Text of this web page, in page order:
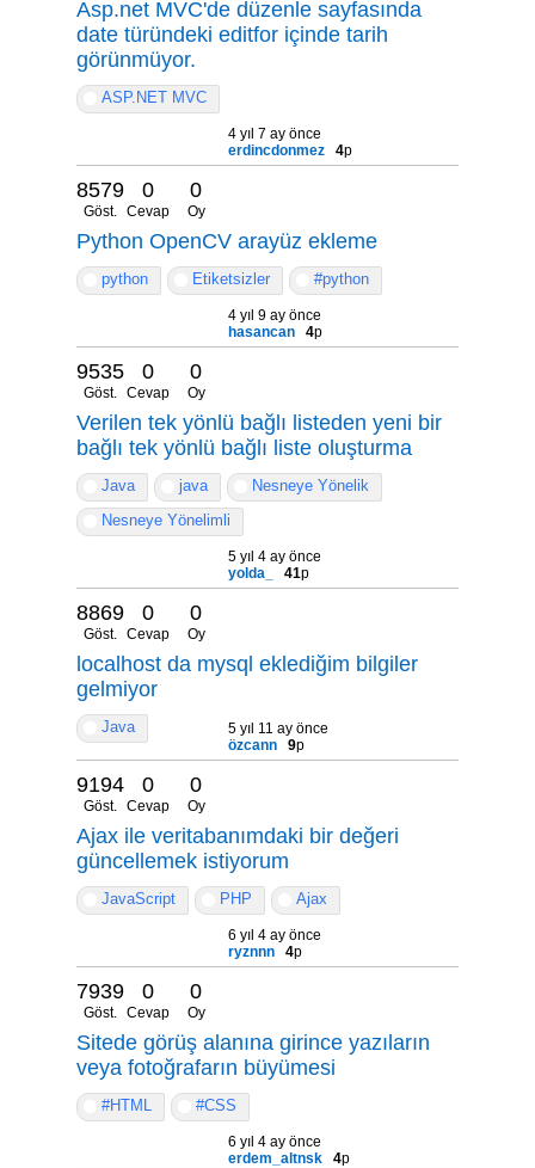
Asp.net MVC'de düzenle sayfasında
date türündeki editfor içinde tarih
görünmüyor.
ASP.NET MVC
4 yıl 7 ay önce
erdincdonmez
4p
8579
Göst.
0
Cevap
0
Oy
Python OpenCV arayüz ekleme
python Etiketsizler #python
4 yıl 9 ay önce
hasancan
4p
9535
Göst.
0
Cevap
0
Oy
Verilen tek yönlü bağlı listeden yeni bir
bağlı tek yönlü bağlı liste oluşturma
Java java
Nesneye Yönelik
Nesneye Yönelimli
5 yıl 4 ay önce
yolda_
41p
8869
Göst.
0
Cevap
0
Oy
localhost da mysql eklediğim bilgiler
gelmiyor
Java
5 yıl 11 ay önce
özcann
9p
9194
Göst.
0
Cevap
0
Oy
Ajax ile veritabanımdaki bir değeri
güncellemek istiyorum
JavaScript PHP Ajax
6 yıl 4 ay önce
ryznnn
4p
7939
Göst.
0
Cevap
0
Oy
Sitede görüş alanına girince yazıların
veya fotoğrafarın büyümesi
#HTML #CSS
6 yıl 4 ay önce
erdem_altnsk
4p